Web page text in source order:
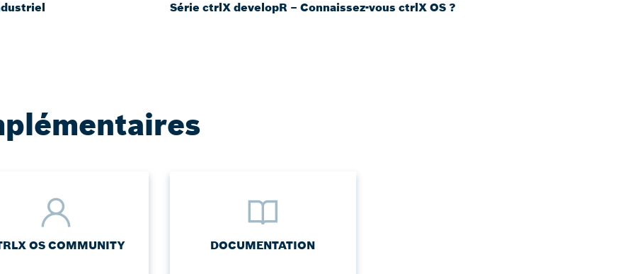
Série ctrlX developR – Connaissez-vous ctrlX OS ?
OS COMMUNITY DOCUMENTATION